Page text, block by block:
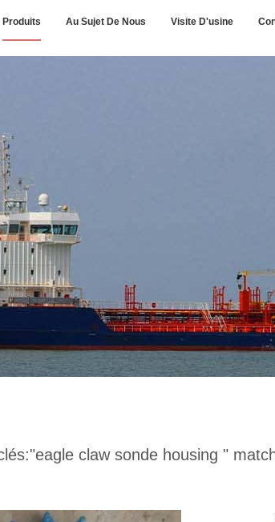
Produits Au Sujet De Nous Visite D'usine
"eagle claw sonde housing "